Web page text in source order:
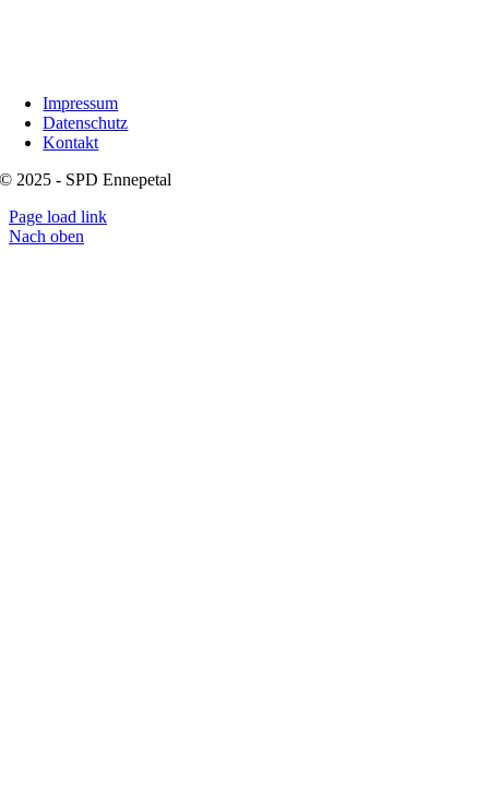
Impressum
Datenschutz
Kontakt
© 2025 - SPD Ennepetal
Page load link
Nach oben